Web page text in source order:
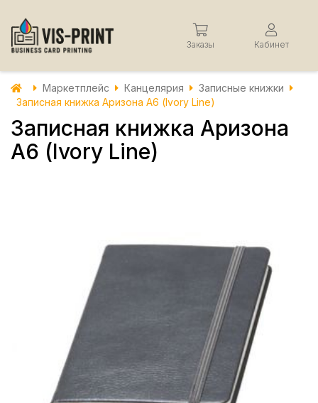
Заказы Кабинет
Маркетплейс Канцелярия
Записные книжки
Записная книжка Аризона А6 (Ivory Line)
Записная книжка Аризона
А6 (Ivory Line)